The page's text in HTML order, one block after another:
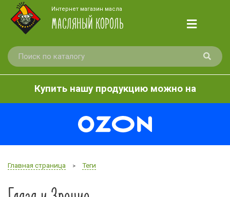
Интернет магазин масла
МАСЛЯНЫЙ КОРОЛЬ
Купить нашу продукцию можно на
Главная страница > Теги